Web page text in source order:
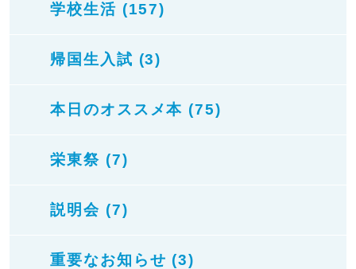
学校生活 (157)
帰国生入試 (3)
本日のオススメ本 (75)
栄東祭 (7)
説明会 (7)
重要なお知らせ (3)